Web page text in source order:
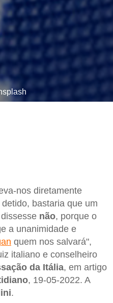
nos diretamente
bastaria que um
não, porque o
a unanimidade e
quem nos salvará",
italiano e conselheiro
da Itália, em artigo
, 19-05-2022. A
.